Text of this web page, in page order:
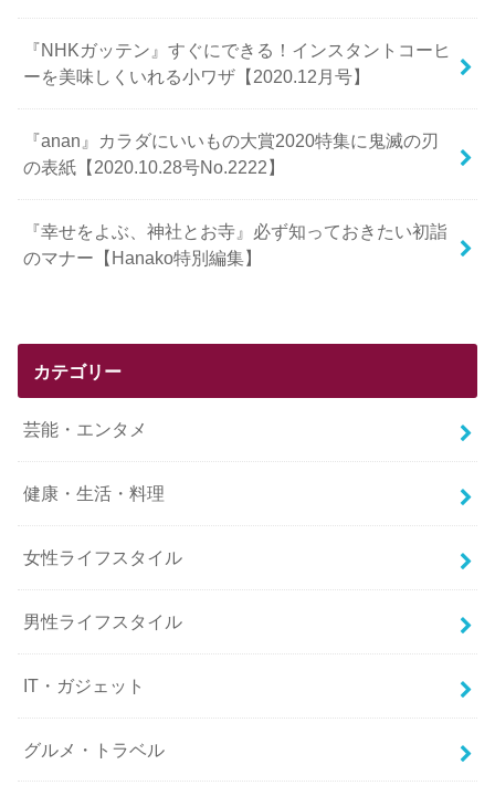
『NHKガッテン』すぐにできる！インスタントコーヒ
ーを美味しくいれる小ワザ【2020.12月号】
『anan』カラダにいいもの大賞2020特集に鬼滅の刃
の表紙【2020.10.28号No.2222】
『幸せをよぶ、神社とお寺』必ず知っておきたい初詣
のマナー【Hanako特別編集】
カテゴリー
芸能・エンタメ
健康・生活・料理
女性ライフスタイル
男性ライフスタイル
IT・ガジェット
グルメ・トラベル